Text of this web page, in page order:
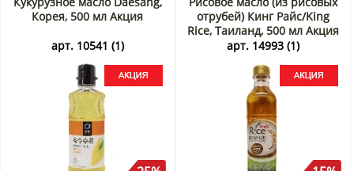
Корея, 500 мл Акция
арт. 10541 (1)
отрубей) Кинг Райс/King
Rice, Таиланд, 500 мл Акция
арт. 14993 (1)